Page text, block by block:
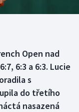
Open nad
6:3 a 6:3. Lucie
s
do třetího
nasazená